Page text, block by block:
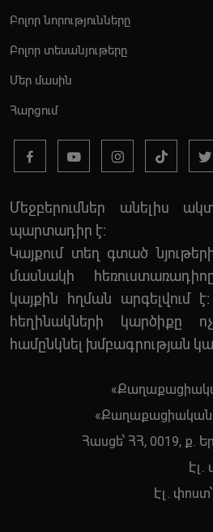
Բոլոր նորությունները
Բոլոր տեսանյութերը
Մեր մասին
Հարցում
Մեջբերումներ անելիս
պարտադիր է:
Կայքում տեղ գտած
մասնակի
կայքին հղման արգելվում
հեղինակների կարծիքը
համընկնել խմբագրության
«Քաղաքացիական
Հասցե՝ ՀՀ, 0019, ք.
Էլ.
Էլ. փոստ՝